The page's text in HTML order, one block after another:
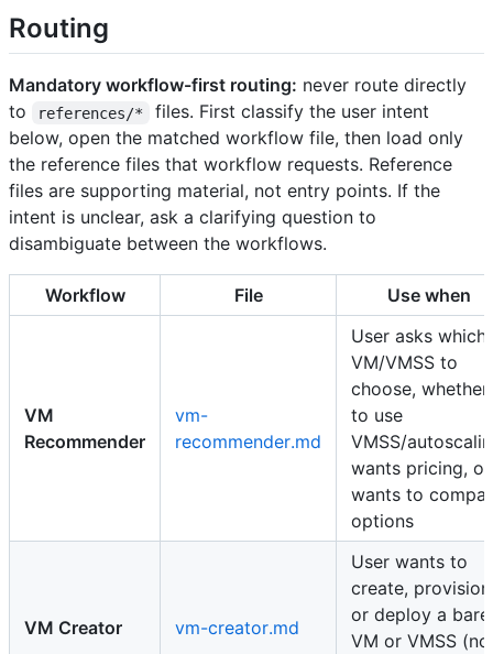
Routing
Mandatory workflow-first routing: never route directly
to
references/*
files. First classify the user intent
below, open the matched workflow file, then load only
the reference files that workflow requests. Reference
files are supporting material, not entry points. If the
intent is unclear, ask a clarifying question to
disambiguate between the workflows.
Workflow File Use when
VM
Recommender
vm-
recommender.md
User asks which
VM/VMSS to
choose, whether
to use
VMSS/
wants pricing, or
wants to
options
VM Creator vm-creator.md
User wants to
create,
or deploy a bare
VM or VMSS